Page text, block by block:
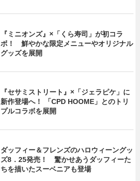
『ミニオンズ』×「くら寿司」が初コラ
ボ！ 鮮やかな限定メニューやオリジナル
グッズを展開
『セサミストリート』×「ジェラピケ」に
新作登場へ！ 「CPD HOOME」とのトリ
プルコラボを展開
ダッフィー＆フレンズのハロウィーングッ
ズ8．25発売！ 驚かせあうダッフィーた
ちを描いたスーベニアも登場